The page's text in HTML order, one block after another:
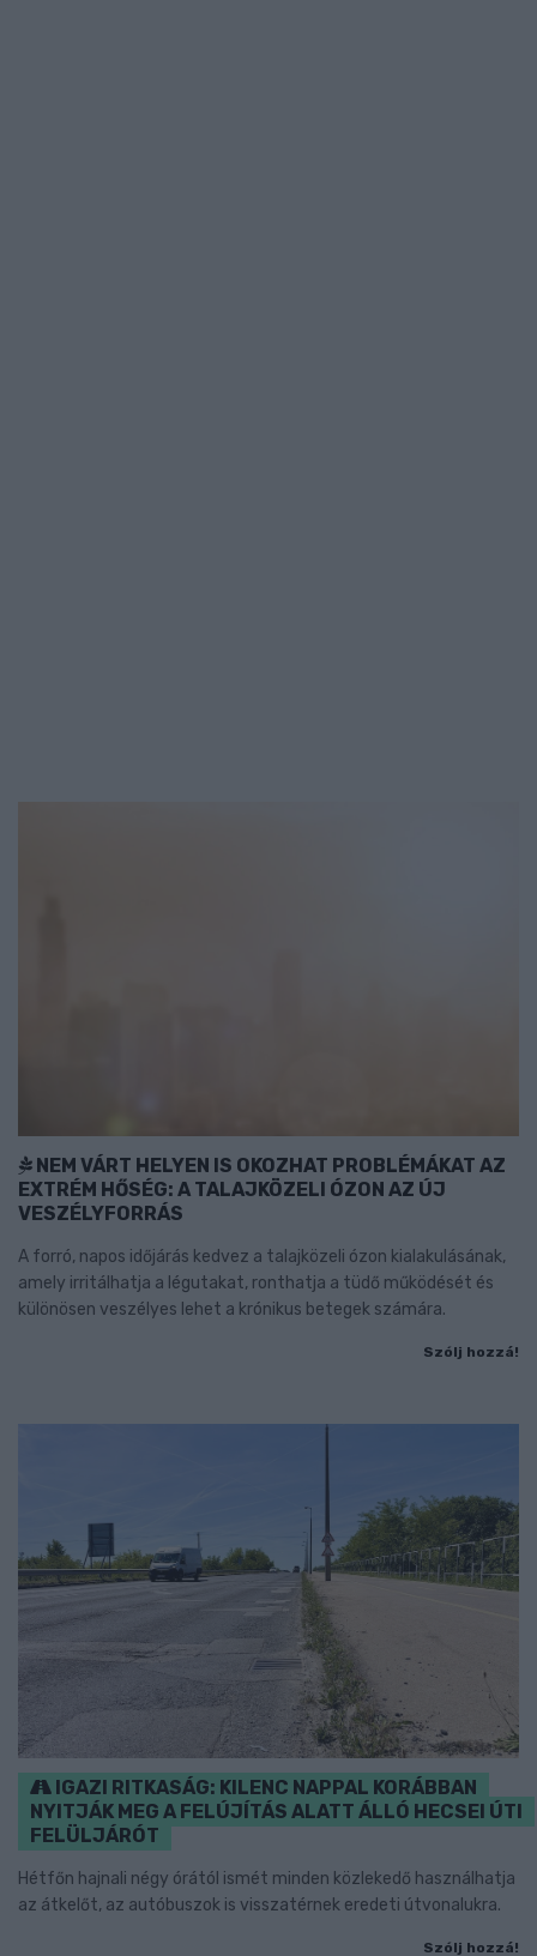
NEM VÁRT HELYEN IS OKOZHAT PROBLÉMÁKAT AZ
EXTRÉM HŐSÉG: A TALAJKÖZELI ÓZON AZ ÚJ
VESZÉLYFORRÁS
A forró, napos időjárás kedvez a talajközeli ózon kialakulásának,
amely irritálhatja a légutakat, ronthatja a tüdő működését és
különösen veszélyes lehet a krónikus betegek számára.
Szólj hozzá!
IGAZI RITKASÁG: KILENC NAPPAL KORÁBBAN
NYITJÁK MEG A FELÚJÍTÁS ALATT ÁLLÓ HECSEI ÚTI
FELÜLJÁRÓT
Hétfőn hajnali négy órától ismét minden közlekedő használhatja
az átkelőt, az autóbuszok is visszatérnek eredeti útvonalukra.
Szólj hozzá!